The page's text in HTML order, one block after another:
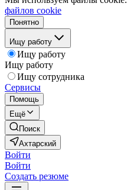
файлов cookie
Понятно
Ищу работу
Ищу работу
Ищу работу
Ищу сотрудника
Сервисы
Помощь
Ещё
Поиск
Ахтарский
Войти
Войти
Создать резюме